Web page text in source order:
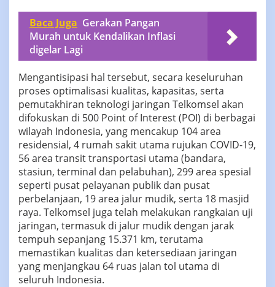
Baca Juga Gerakan Pangan
Murah untuk Kendalikan Inflasi
digelar Lagi
Mengantisipasi hal tersebut, secara keseluruhan
proses optimalisasi kualitas, kapasitas, serta
pemutakhiran teknologi jaringan Telkomsel akan
difokuskan di 500 Point of Interest (POI) di berbagai
wilayah Indonesia, yang mencakup 104 area
residensial, 4 rumah sakit utama rujukan COVID-19,
56 area transit transportasi utama (bandara,
stasiun, terminal dan pelabuhan), 299 area spesial
seperti pusat pelayanan publik dan pusat
perbelanjaan, 19 area jalur mudik, serta 18 masjid
raya. Telkomsel juga telah melakukan rangkaian uji
jaringan, termasuk di jalur mudik dengan jarak
tempuh sepanjang 15.371 km, terutama
memastikan kualitas dan ketersediaan jaringan
yang menjangkau 64 ruas jalan tol utama di
seluruh Indonesia.